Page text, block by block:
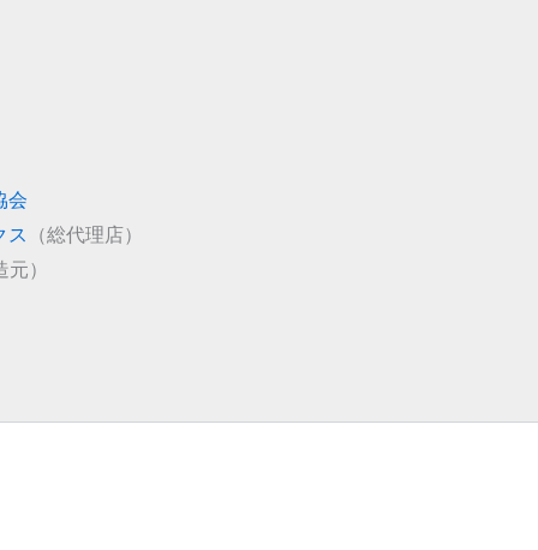
会
ス （総代理店）
元）